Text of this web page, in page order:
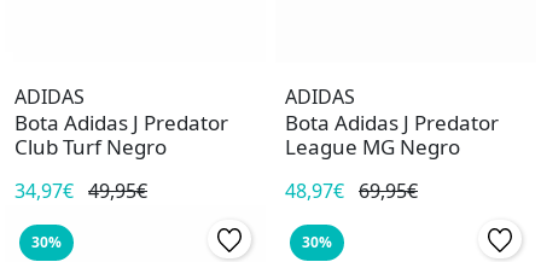
ADIDAS
Bota Adidas J Predator
Club Turf Negro
34,97€ 49,95€
ADIDAS
Bota Adidas J Predator
League MG Negro
48,97€ 69,95€
30% 30%